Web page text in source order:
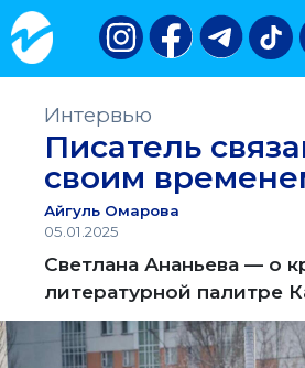
Интервью
Писатель
своим
Айгуль Омарова
05.01.2025
Светлана Ананьева — о
литературной палитре